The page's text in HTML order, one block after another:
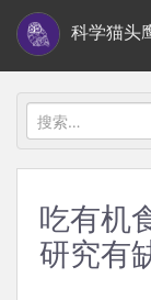
i
科学猫头
搜
索：
吃有机
研究有